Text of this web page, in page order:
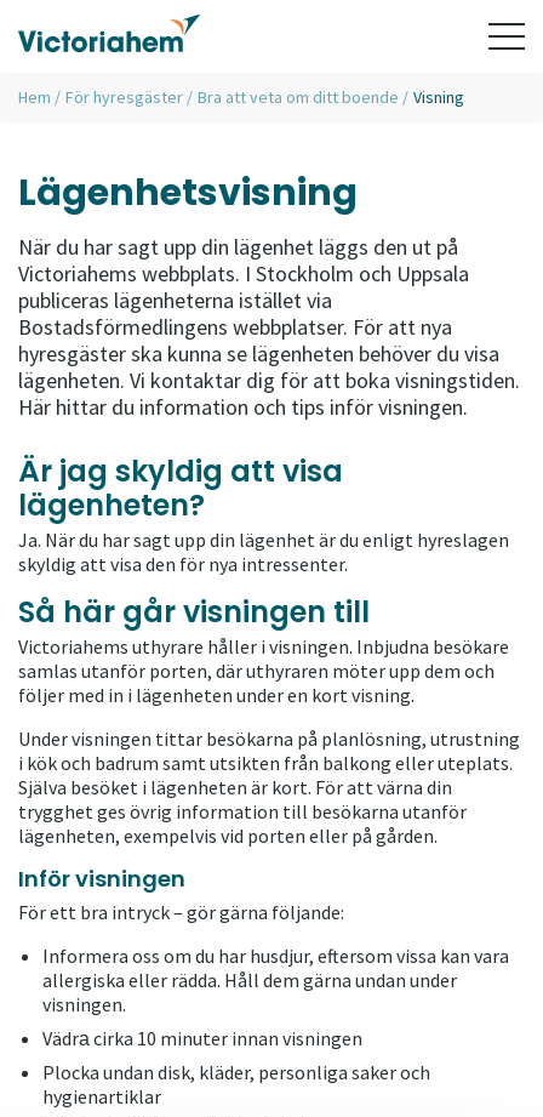
Hem / För hyresgäster / Bra att veta om ditt boende / Visning
Lägenhetsvisning
När du har sagt upp din lägenhet läggs den ut på
Victoriahems webbplats. I Stockholm och Uppsala
publiceras lägenheterna istället via
Bostadsförmedlingens webbplatser. För att nya
hyresgäster ska kunna se lägenheten behöver du visa
lägenheten. Vi kontaktar dig för att boka visningstiden.
Här hittar du information och tips inför visningen.
Är jag skyldig att visa
lägenheten?
Ja. När du har sagt upp din lägenhet är du enligt hyreslagen
skyldig att visa den för nya intressenter.
Så här går visningen till
Victoriahems uthyrare håller i visningen. Inbjudna besökare
samlas utanför porten, där uthyraren möter upp dem och
följer med in i lägenheten under en kort visning.
Under visningen tittar besökarna på planlösning, utrustning
i kök och badrum samt utsikten från balkong eller uteplats.
Själva besöket i lägenheten är kort. För att värna din
trygghet ges övrig information till besökarna utanför
lägenheten, exempelvis vid porten eller på gården.
Inför visningen
För ett bra intryck – gör gärna följande:
Informera oss om du har husdjur, eftersom vissa kan vara
allergiska eller rädda. Håll dem gärna undan under
visningen.
Vädrа cirka 10 minuter innan visningen
Plocka undan disk, kläder, personliga saker och
hygienartiklar